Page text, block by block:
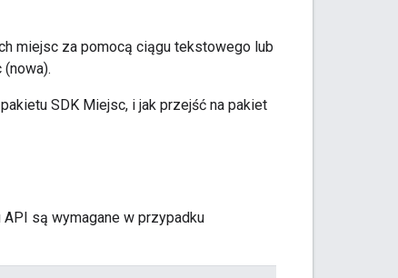
miejsc za pomocą ciągu tekstowego lub
SDK Miejsc, i jak przejść na pakiet
są wymagane w przypadku